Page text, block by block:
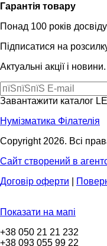
Гарантія товару
Понад 100 років
Підписатися на
Актуальні акції і
Завантажити каталог
Нумізматика Філателія
Copyright 2026. Всі
Сайт створений в
Договір оферти
Показати на мапі
+38 050 21 21 232
+38 093 055 99 22